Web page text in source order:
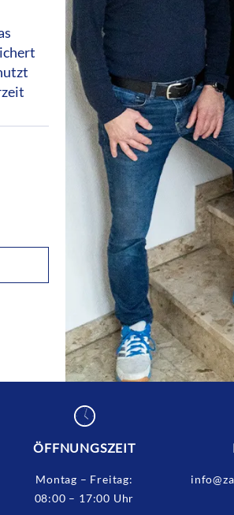
ÖFFNUNGSZEIT
Montag – Freitag:
08:00 – 17:00 Uhr